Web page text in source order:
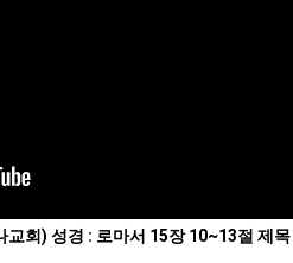
회) 성경 : 로마서 15장 10~13절 제